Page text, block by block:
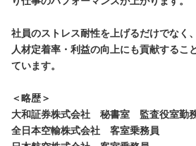
社員のストレス耐性を上げるだけでなく
人材定着率・利益の向上にも貢献するこ
ています。
＜略歴＞
大和証券株式会社 秘書室 監査役室勤
全日本空輸株式会社 客室乗務員